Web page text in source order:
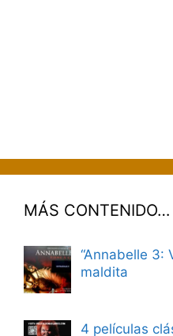
MÁS CONTENIDO…
“Annabelle 3:
maldita
4 películas